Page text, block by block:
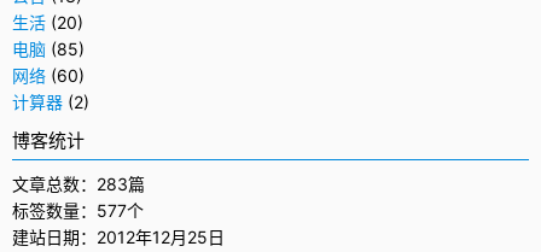
生活 (20)
电脑 (85)
网络 (60)
计算器 (2)
博客统计
文章总数：283篇
标签数量：577个
建站日期：2012年12月25日